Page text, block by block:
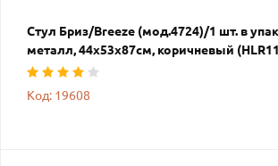
Стул Бриз/Breeze (мод.4724)/1 шт. в
металл, 44х53х87см, коричневый
Код: 19608